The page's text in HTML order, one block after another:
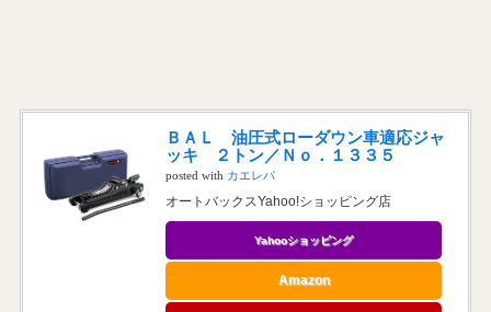
ＢＡＬ 油圧式ローダウン車適応ジャ
ッキ ２トン／Ｎｏ．１３３５
posted with カエレバ
オートバックスYahoo!ショッピング店
Yahooショッピング
Amazon